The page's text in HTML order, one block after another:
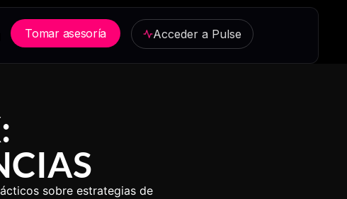
Tomar asesoría Acceder a Pulse
sobre estrategias de